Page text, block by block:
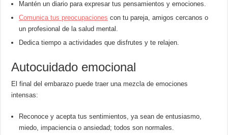
Mantén un diario para expresar tus pensamientos y emociones.
Comunica tus preocupaciones con tu pareja, amigos cercanos o
un profesional de la salud mental.
Dedica tiempo a actividades que disfrutes y te relajen.
Autocuidado emocional
El final del embarazo puede traer una mezcla de emociones
intensas:
Reconoce y acepta tus sentimientos, ya sean de entusiasmo,
miedo, impaciencia o ansiedad; todos son normales.